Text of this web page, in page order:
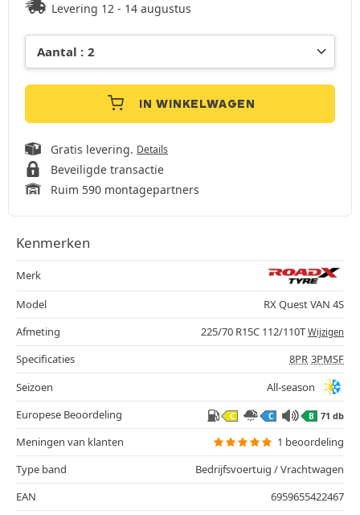
Levering 12 - 14 augustus
IN WINKELWAGEN
Gratis levering. Details
Beveiligde transactie
Ruim 590 montagepartners
Kenmerken
Merk
Model
RX Quest VAN 4S
Afmeting
225/70 R15C 112/110T Wijzigen
Specificaties 8PR 3PMSF
Seizoen
All-season
Europese Beoordeling
C C B 71 db
Meningen van klanten
1 beoordeling
Type band
Bedrijfsvoertuig / Vrachtwagen
EAN
6959655422467